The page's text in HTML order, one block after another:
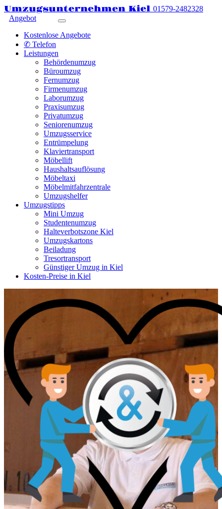
Umzugsunternehmen Kiel 01579-2482328
Angebot
Kostenlose Angebote
✆ Telefon
Leistungen
Behördenumzug
Büroumzug
Fernumzug
Firmenumzug
Laborumzug
Praxisumzug
Privatumzug
Seniorenumzug
Umzugsservice
Entrümpelung
Klaviertransport
Möbellift
Haushaltsauflösung
Möbeltaxi
Möbelmitfahrzentrale
Umzugshelfer
Umzugstipps
Mini Umzug
Studentenumzug
Halteverbotszone Kiel
Umzugskartons
Beiladung
Tresortransport
Günstiger Umzug in Kiel
Kosten-Preise in Kiel